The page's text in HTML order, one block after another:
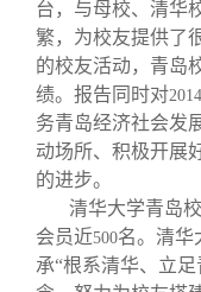
台，与母校、清华
繁，为校友提供了
的校友活动，青岛
绩。报告同时对2014
务青岛经济社会发
动场所、积极开展
的进步。
清华大学青岛
会员近500名。清华
承“根系清华、立